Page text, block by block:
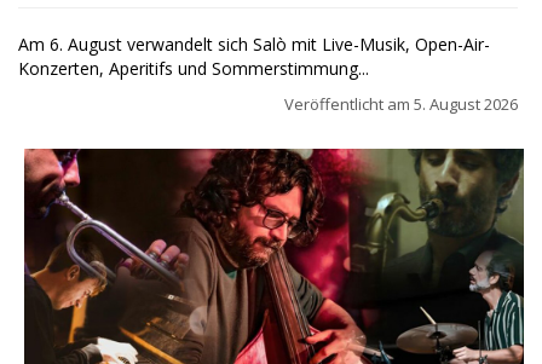
Am 6. August verwandelt sich Salò mit Live-Musik, Open-Air-
Konzerten, Aperitifs und Sommerstimmung...
Veröffentlicht am 5. August 2026